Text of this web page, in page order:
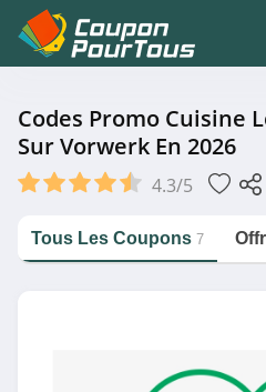
Codes Promo Cuisine
Sur Vorwerk En 2026
4.3/5
Tous Les Coupons 7